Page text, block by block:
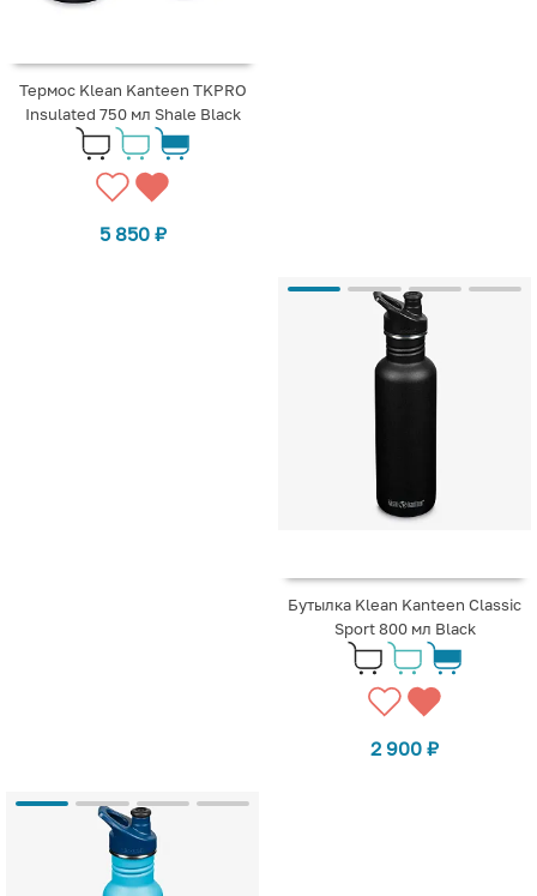
Термос Klean Kanteen TKPRO
Insulated 750 мл Shale Black
5 850 ₽
Бутылка Klean Kanteen Classic
Sport 800 мл Black
2 900 ₽